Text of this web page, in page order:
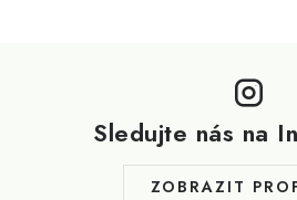
Sledujte nás na
ZOBRAZIT